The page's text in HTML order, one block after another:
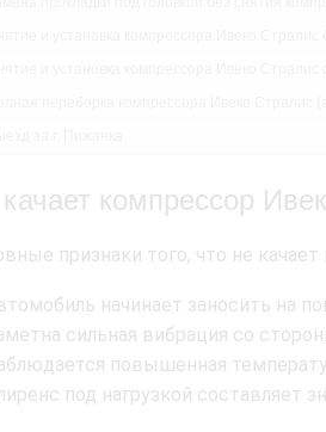
компрессор
признаки того, что не
начинает заносить на
сильная вибрация со
повышенная
под нагрузкой составляет